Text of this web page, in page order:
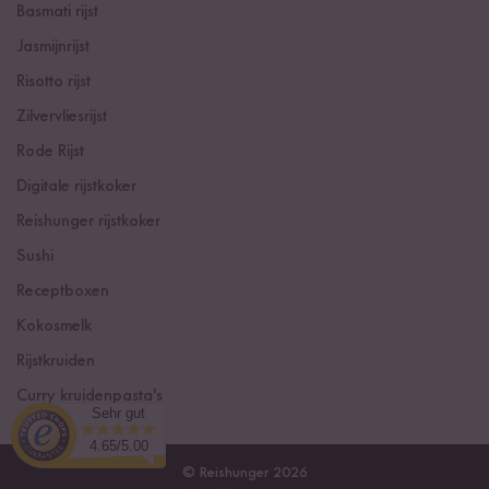
Basmati rijst
Jasmijnrijst
Risotto rijst
Zilvervliesrijst
Rode Rijst
Digitale rijstkoker
Reishunger rijstkoker
Sushi
Receptboxen
Kokosmelk
Rijstkruiden
Curry kruidenpasta's
© Reishunger 2026
Sehr gut
4.65/5.00